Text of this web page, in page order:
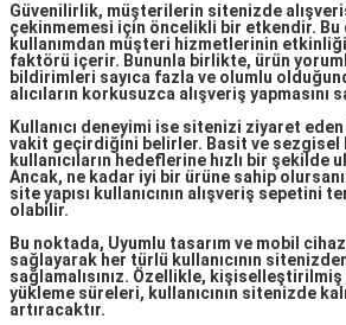
Güvenilirlik, müşterilerin sitenizde
çekinmemesi için öncelikli bir etkendir. Bu
kullanımdan müşteri hizmetlerinin
faktörü içerir. Bununla birlikte, ürün
bildirimleri sayıca fazla ve olumlu
alıcıların korkusuzca alışveriş yapmasını
Kullanıcı deneyimi ise sitenizi ziyaret eden
vakit geçirdiğini belirler. Basit ve sezgisel
kullanıcıların hedeflerine hızlı bir şekilde
Ancak, ne kadar iyi bir ürüne sahip
site yapısı kullanıcının alışveriş sepetini
olabilir.
Bu noktada, Uyumlu tasarım ve mobil
sağlayarak her türlü kullanıcının
sağlamalısınız. Özellikle, kişiselleştirilmiş
yükleme süreleri, kullanıcının sitenizde
artıracaktır.